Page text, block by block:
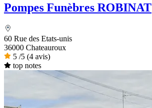
Pompes Funèbres ROBINAT
60 Rue des Etats-unis
36000 Chateauroux
5 /5 (4 avis)
top notes